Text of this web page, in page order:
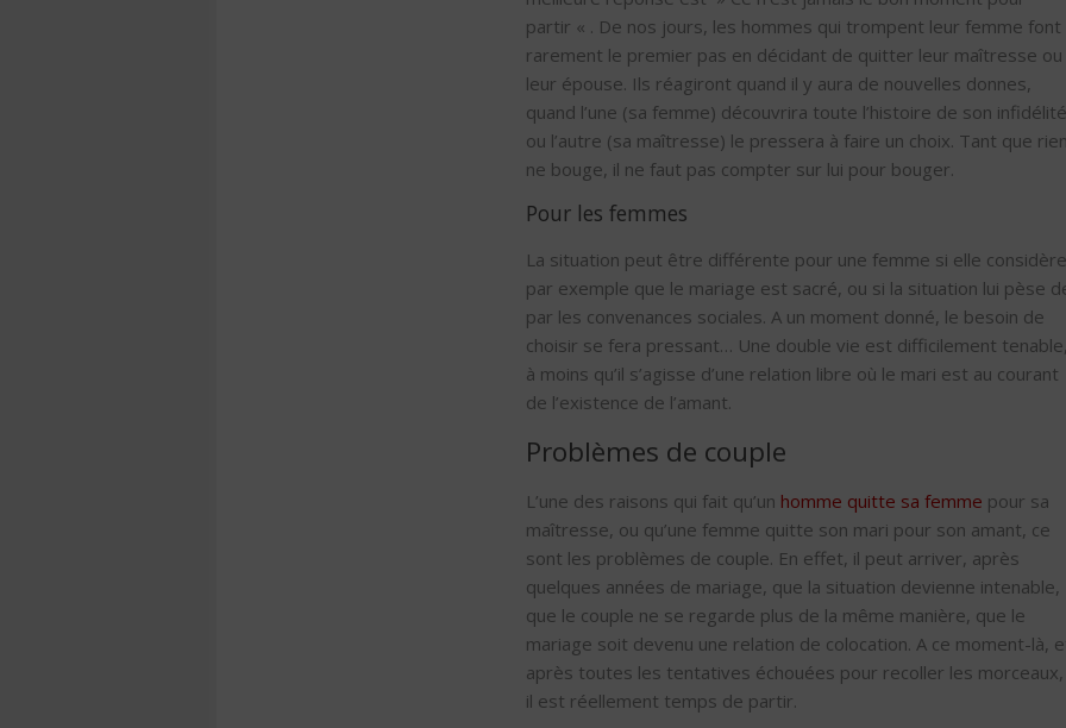
partir « . De nos jours, les hommes qui trompent leur femme font
rarement le premier pas en décidant de quitter leur maîtresse ou
leur épouse. Ils réagiront quand il y aura de nouvelles donnes,
quand l’une (sa femme) découvrira toute l’histoire de son
ou l’autre (sa maîtresse) le pressera à faire un choix. Tant que rien
ne bouge, il ne faut pas compter sur lui pour bouger.
Pour les femmes
La situation peut être différente pour une femme si elle considère
par exemple que le mariage est sacré, ou si la situation lui pèse
par les convenances sociales. A un moment donné, le besoin de
choisir se fera pressant… Une double vie est difficilement tenable,
à moins qu’il s’agisse d’une relation libre où le mari est au courant
de l’existence de l’amant.
Problèmes de couple
L’une des raisons qui fait qu’un homme quitte sa femme pour sa
maîtresse, ou qu’une femme quitte son mari pour son amant, ce
sont les problèmes de couple. En effet, il peut arriver, après
quelques années de mariage, que la situation devienne intenable,
que le couple ne se regarde plus de la même manière, que le
mariage soit devenu une relation de colocation. A ce moment-là,
après toutes les tentatives échouées pour recoller les morceaux,
il est réellement temps de partir.